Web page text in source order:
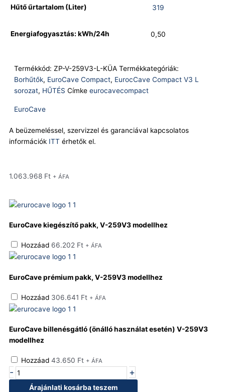
Hűtő űrtartalom (Liter) 319
Energiafogyasztás: kWh/24h 0,50
Termékkód: ZP-V-259V3-L-KÜA Termékkategóriák:
Borhűtők, EuroCave Compact, EurocCave Compact V3 L
sorozat, HŰTÉS Címke eurocavecompact
EuroCave
A beüzemeléssel, szervizzel és garanciával kapcsolatos
információk ITT érhetők el.
1.063.968 Ft + ÁFA
EuroCave kiegészítő pakk, V-259V3 modellhez
Hozzáad 66.202 Ft + ÁFA
EuroCave prémium pakk, V-259V3 modellhez
Hozzáad 306.641 Ft + ÁFA
EuroCave billenésgátló (önálló használat esetén) V-259V3
modellhez
Hozzáad 43.650 Ft + ÁFA
-
EuroCave
V3
hőmérsékletű,
keretes
ajtós
hűtött
borszekrény,
modell
mennyiség
+
Árajánlati kosárba teszem